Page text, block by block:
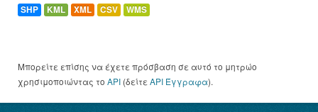
SHP KML XML CSV WMS
Μπορείτε επίσης να έχετε πρόσβαση σε αυτό το μητρώο
χρησιμοποιώντας το API (δείτε API Έγγραφα).